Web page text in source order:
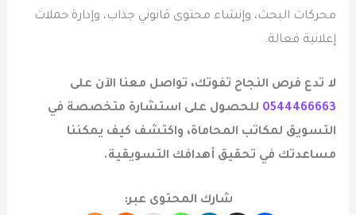
محركات البحث، وإنشاء محتوى قانوني جذاب، وإدارة حملات
إعلانية فعالة.
لا تدع فرص النجاح تفوتك، تواصل معنا الآن على
0544466663 للحصول على استشارة متخصصة في
التسويق لمكاتب المحاماة، واكتشف كيف يمكننا
مساعدتك في تحقيق أهدافك التسويقية.
شارك المحتوى عبر: